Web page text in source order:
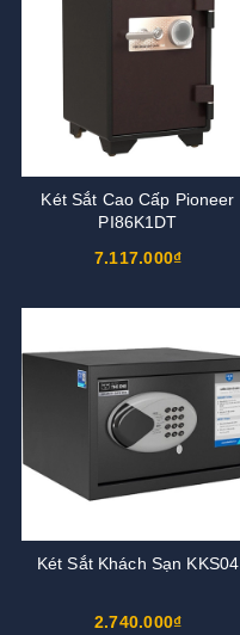
Két Sắt Cao Cấp Pioneer
PI86K1DT
7.117.000₫
Két Sắt Khách Sạn KKS04
2.740.000₫